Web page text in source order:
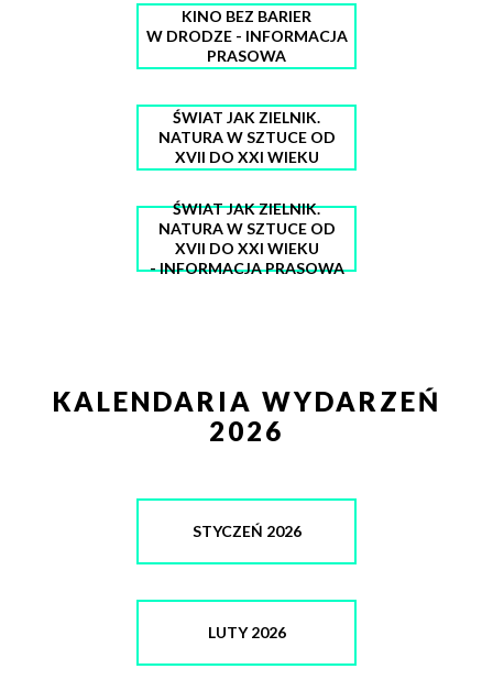
KINO BEZ BARIER
W DRODZE - INFORMACJA
PRASOWA
ŚWIAT JAK ZIELNIK.
NATURA W SZTUCE OD
XVII DO XXI WIEKU
ŚWIAT JAK ZIELNIK.
NATURA W SZTUCE OD
XVII DO XXI WIEKU
- INFORMACJA PRASOWA
KALENDARIA WYDARZEŃ
2026
STYCZEŃ 2026
LUTY 2026